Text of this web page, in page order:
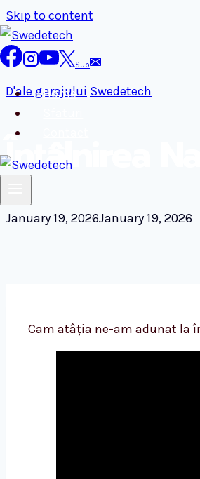
Skip to content
Sub
Home
D'ale garajului Swedetech
Întâlnirea
January 19, 2026January 19, 2026
Cam atâția ne-am adunat la